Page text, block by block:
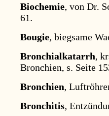
Biochemie, von Dr.
61.
Bougie, biegsame
Bronchialkatarrh,
Bronchien, s. Seite
Bronchien,
Bronchitis,